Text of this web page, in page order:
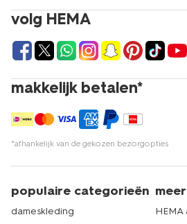
volg HEMA
makkelijk betalen*
*afhankelijk van de gekozen bezorgopties
populaire categorieën
dameskleding
HEMA